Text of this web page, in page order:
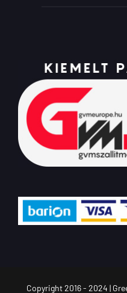
Copyright 2016 - 2024 |